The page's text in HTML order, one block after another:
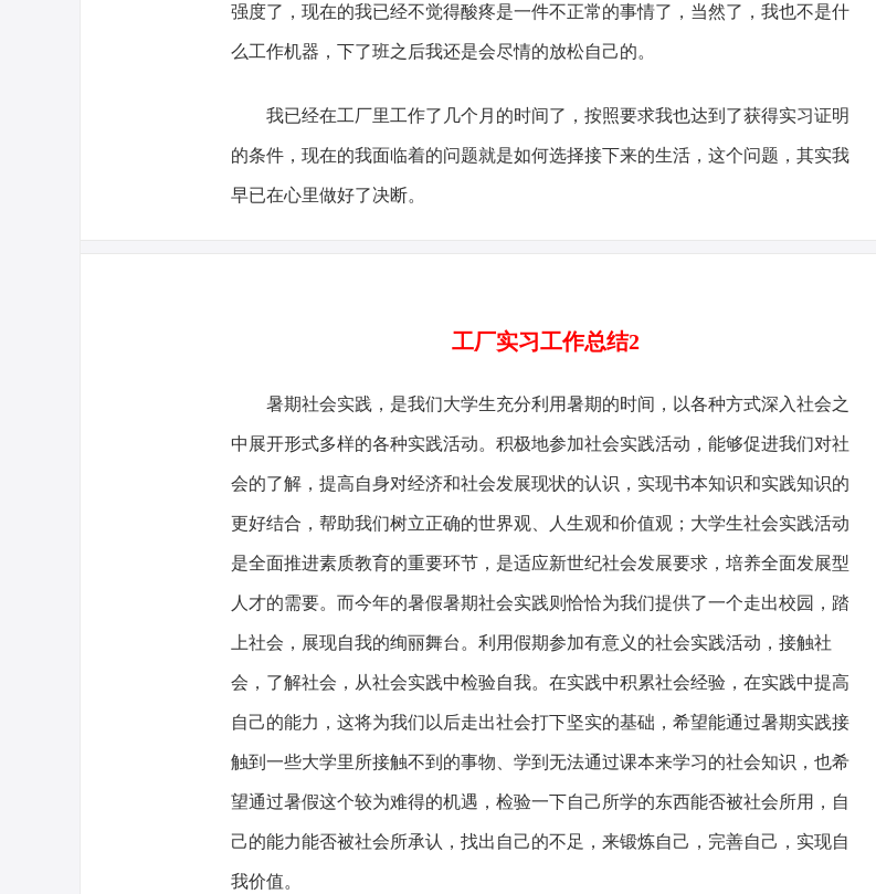
强度了，现在的我已经不觉得酸疼是一件不正常的事情了，当然了，我也不是什
么工作机器，下了班之后我还是会尽情的放松自己的。
我已经在工厂里工作了几个月的时间了，按照要求我也达到了获得实习证明
的条件，现在的我面临着的问题就是如何选择接下来的生活，这个问题，其实我
早已在心里做好了决断。
工厂实习工作总结2
暑期社会实践，是我们大学生充分利用暑期的时间，以各种方式深入社会之
中展开形式多样的各种实践活动。积极地参加社会实践活动，能够促进我们对社
会的了解，提高自身对经济和社会发展现状的认识，实现书本知识和实践知识的
更好结合，帮助我们树立正确的世界观、人生观和价值观；大学生社会实践活动
是全面推进素质教育的重要环节，是适应新世纪社会发展要求，培养全面发展型
人才的需要。而今年的暑假暑期社会实践则恰恰为我们提供了一个走出校园，踏
上社会，展现自我的绚丽舞台。利用假期参加有意义的社会实践活动，接触社
会，了解社会，从社会实践中检验自我。在实践中积累社会经验，在实践中提高
自己的能力，这将为我们以后走出社会打下坚实的基础，希望能通过暑期实践接
触到一些大学里所接触不到的事物、学到无法通过课本来学习的社会知识，也希
望通过暑假这个较为难得的机遇，检验一下自己所学的东西能否被社会所用，自
己的能力能否被社会所承认，找出自己的不足，来锻炼自己，完善自己，实现自
我价值。